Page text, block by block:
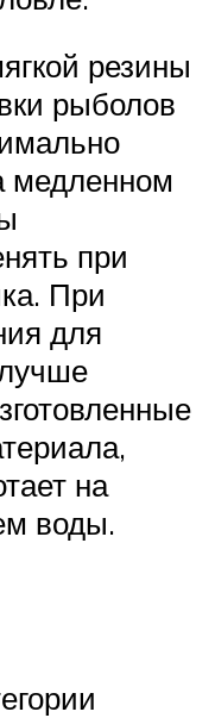
резины
рыболов
медленном
при
При
для
на
воды.